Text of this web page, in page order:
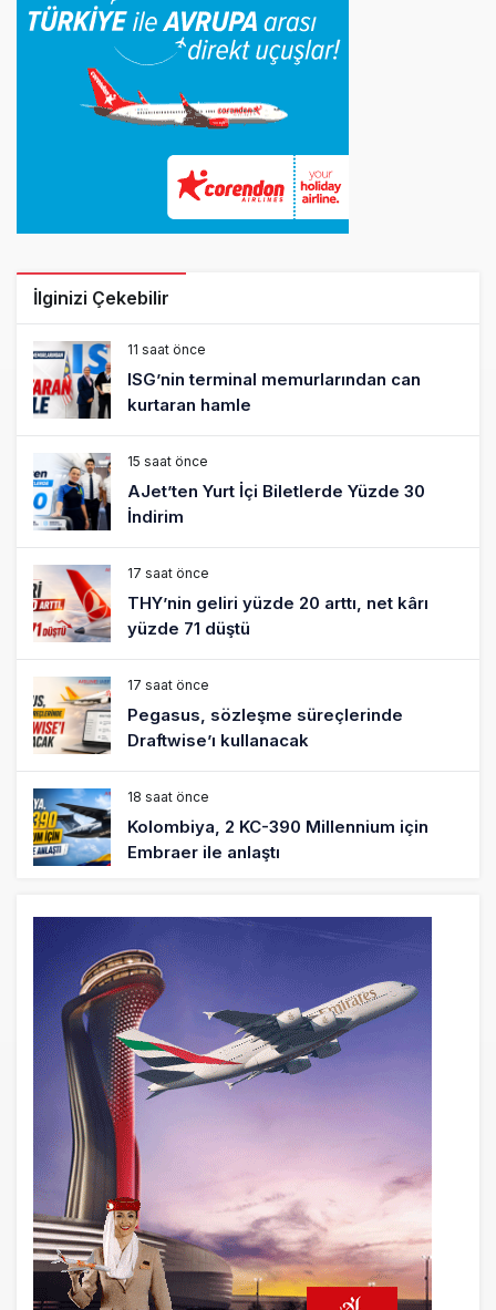
İlginizi Çekebilir
11 saat önce
ISG’nin terminal memurlarından can
kurtaran hamle
15 saat önce
AJet’ten Yurt İçi Biletlerde Yüzde 30
İndirim
17 saat önce
THY’nin geliri yüzde 20 arttı, net kârı
yüzde 71 düştü
17 saat önce
Pegasus, sözleşme süreçlerinde
Draftwise’ı kullanacak
18 saat önce
Kolombiya, 2 KC-390 Millennium için
Embraer ile anlaştı
Üniversite adayı avlanma ve aldanma!
Yazıcıoğlu Kazası 19 yıl sonra sil baştan
SHGM yönetiminin hiç mi kusuru yok?